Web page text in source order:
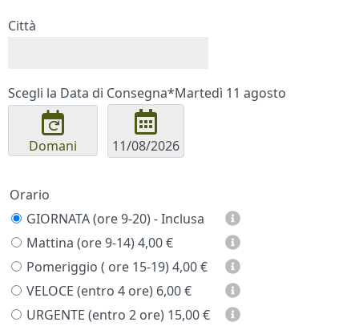
Città
Scegli la Data di Consegna*Martedì 11 agosto
Domani
Orario
GIORNATA (ore 9-20) - Inclusa
Mattina (ore 9-14) 4,00 €
Pomeriggio ( ore 15-19) 4,00 €
VELOCE (entro 4 ore) 6,00 €
URGENTE (entro 2 ore) 15,00 €